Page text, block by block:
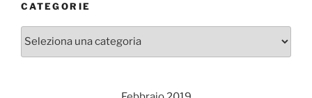
CATEGORIE
Categorie